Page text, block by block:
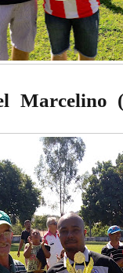
Marcelino